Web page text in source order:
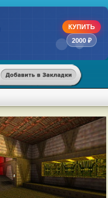
КУПИТЬ
2000 ₽